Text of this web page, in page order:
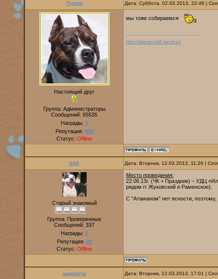
Tigrino Дата: Суббота, 02.03.2013, 22:46 |
Настоящий друг
Группа: Администраторы
Сообщений: 65535
Награды: 3
Репутация: 890
Статус: Offline
мы тоже собираемся
http://alterra-staff.narod.ru/
SAS Дата: Вторник, 12.03.2013, 11:26 |
Старый знакомый
Группа: Проверенные
Сообщений: 337
Награды: 0
Репутация: 20
Статус: Offline
Место проведения:
22.06.13г. (ЧК + Праздник) – УДЦ
рядом гг Жуковский и Раменское).
С "Атаманом" нет ясности, поэтому,
шарлотта Дата: Вторник, 12.03.2013, 17:01 |